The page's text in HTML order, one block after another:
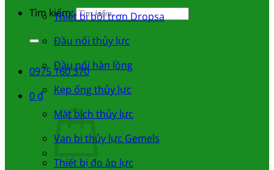
Tìm kiếm:
0975 160 370
0 ₫
Thiết bị bôi trơn Dropsa
Đầu nối thủy lực
Đầu nối hàn lồng
Kẹp ống thủy lực
Mặt bích thủy lực
Van bi thủy lực Gemels
Thiết bị đo áp lực